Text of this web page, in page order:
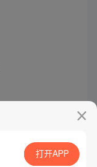
打开APP